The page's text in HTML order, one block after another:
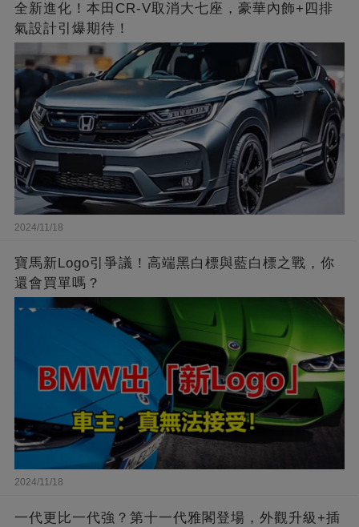
全新進化！本田CR-V取消大七座，豪華內飾+四排
氣設計引爆期待！
2024/11/18
寶馬新Logo引爭議！高端黑白標與藍白標之戰，你
還會買單嗎？
2024/11/18
一代更比一代強？第十一代雅閣登場，外觀升級+插